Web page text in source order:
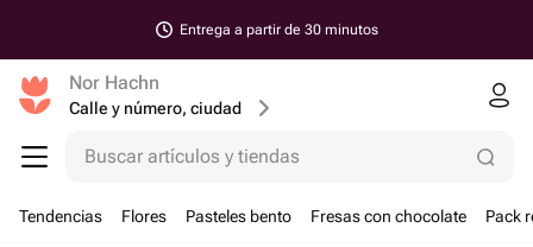
Entrega a partir de 30 minutos
Nor Hachn
Calle y número, ciudad
Buscar artículos y tiendas
Tendencias Flores Pasteles bento Fresas con chocolate Pack